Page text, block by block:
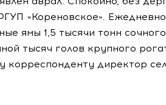
«Кореновское».
ямы 1,5 тысячи тонн
тысяч голов крупного
корреспонденту директор